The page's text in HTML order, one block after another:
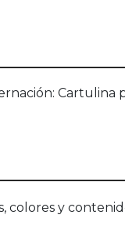
Cartulina
colores y